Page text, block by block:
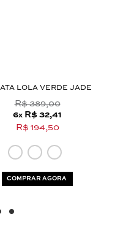
privacidade
LOLA VERDE JADE
R$ 389,00
6x R$ 32,41
R$ 194,50
COMPRAR AGORA